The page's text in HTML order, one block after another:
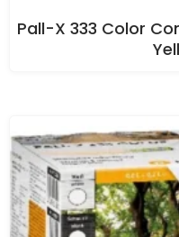
Pall-X 333 Color